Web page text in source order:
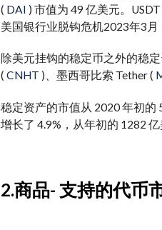
( DAI ) 市值为 49 亿美元。
美国银行业脱钩危机2023年3月
除美元挂钩的稳定币之外的稳
( CNHT )、墨西哥比索 Tether (
稳定资产的市值从 2020 年初的
增长了 4.9%，从年初的 1282
2.商品- 支持的代币